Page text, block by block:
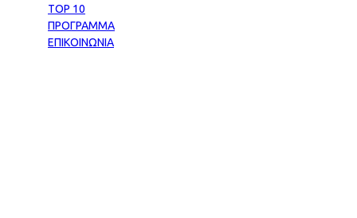
TOP 10
ΠΡΟΓΡΑΜΜΑ
ΕΠΙΚΟΙΝΩΝΙΑ